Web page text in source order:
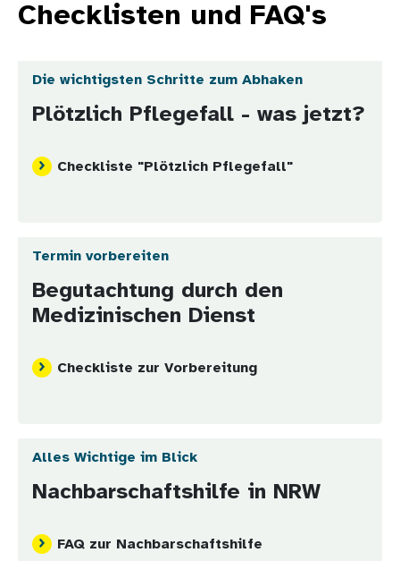
Checklisten und FAQ's
Die wichtigsten Schritte zum Abhaken
Plötzlich Pflegefall - was jetzt?
Checkliste "Plötzlich Pflegefall"
Termin vorbereiten
Begutachtung durch den
Medizinischen Dienst
Checkliste zur Vorbereitung
Alles Wichtige im Blick
Nachbarschaftshilfe in NRW
FAQ zur Nachbarschaftshilfe